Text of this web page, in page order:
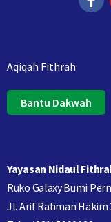
Aqiqah Fithrah
Bantu Dakwah
Yayasan Nidaul
Ruko Galaxy Bumi
Jl. Arif Rahman Hakim